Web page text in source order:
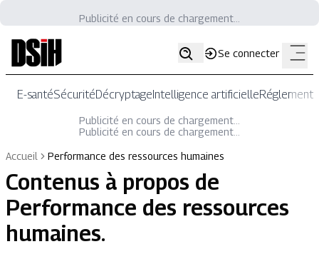
Publicité en cours de chargement...
Se connecter
E-santéSécuritéDécryptageIntelligence artificielle
Publicité en cours de chargement...
Publicité en cours de chargement...
Accueil
Performance des ressources humaines
Contenus à propos de
Performance des ressources
humaines.